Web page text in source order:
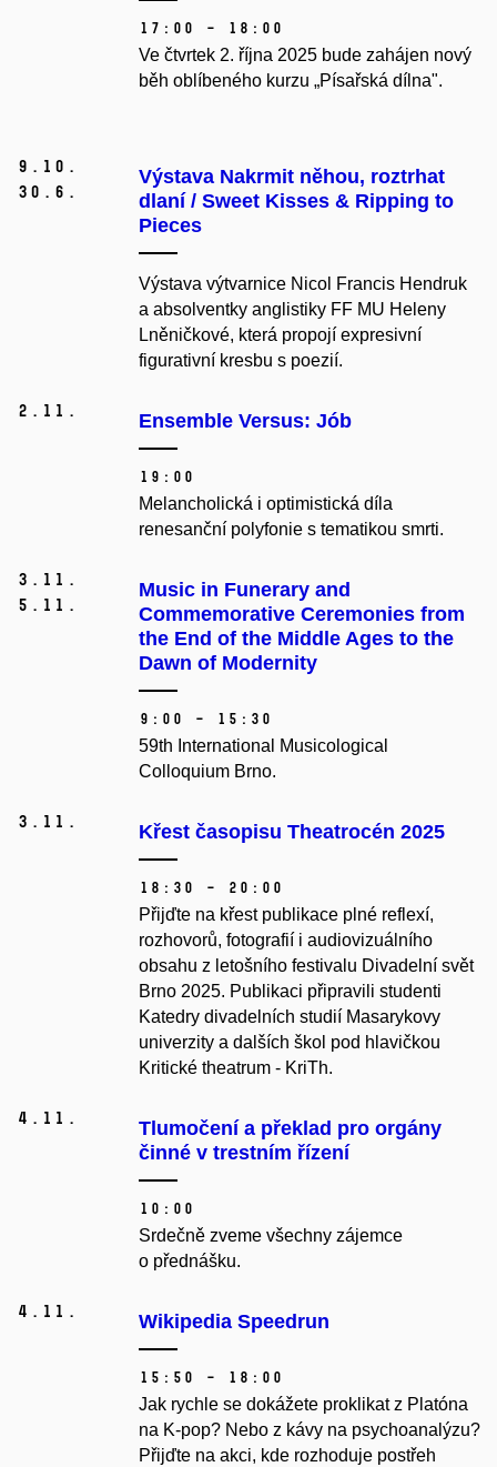
17:00 – 18:00
Ve čtvrtek 2. října 2025 bude zahájen nový
běh oblíbeného kurzu „Písařská dílna".
9. 10.
30. 6.
Výstava Nakrmit něhou, roztrhat
dlaní / Sweet Kisses & Ripping to
Pieces
Výstava výtvarnice Nicol Francis Hendruk
a absolventky anglistiky FF MU Heleny
Lněničkové, která propojí expresivní
figurativní kresbu s poezií.
2. 11. Ensemble Versus: Jób
19:00
Melancholická i optimistická díla
renesanční polyfonie s tematikou smrti.
3. 11.
5. 11.
Music in Funerary and
Commemorative Ceremonies from
the End of the Middle Ages to the
Dawn of Modernity
9:00 – 15:30
59th International Musicological
Colloquium Brno.
3. 11. Křest časopisu Theatrocén 2025
18:30 – 20:00
Přijďte na křest publikace plné reflexí,
rozhovorů, fotografií i audiovizuálního
obsahu z letošního festivalu Divadelní svět
Brno 2025. Publikaci připravili studenti
Katedry divadelních studií Masarykovy
univerzity a dalších škol pod hlavičkou
Kritické theatrum - KriTh.
4. 11.
Tlumočení a překlad pro orgány
činné v trestním řízení
10:00
Srdečně zveme všechny zájemce
o přednášku.
4. 11. Wikipedia Speedrun
15:50 – 18:00
Jak rychle se dokážete proklikat z Platóna
na K-pop? Nebo z kávy na psychoanalýzu?
Přijďte na akci, kde rozhoduje postřeh